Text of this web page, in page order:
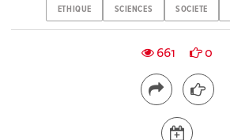
ETHIQUE SCIENCES SOCIETE
661 0